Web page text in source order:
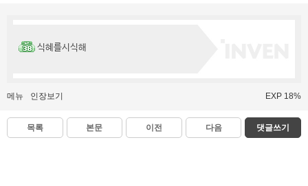
식혜를시식해
메뉴 인장보기 EXP 18%
목록 본문 이전 다음 댓글쓰기